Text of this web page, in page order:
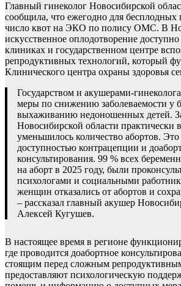
Главный гинеколог Новосибирской
сообщила, что ежегодно для бесплодных
число квот на ЭКО по полису ОМС. В
искусственное оплодотворение
клиниках и государственном центре
репродуктивных технологий, который
Клинического центра охраны здоровья
Государством и акушерами-
меры по снижению заболеваемости у
выхаживанию недоношенных детей.
Новосибирской области практически в
уменьшилось количество абортов. Это
доступностью контрацепции и
консультирования. 99 % всех
на аборт в 2025 году, были
психологами и социальными
женщин отказались от абортов и
– рассказал главный акушер
Алексей Кугушев.
В настоящее время в регионе
где проводится доабортное
стоящим перед сложным
предоставляют психологическую